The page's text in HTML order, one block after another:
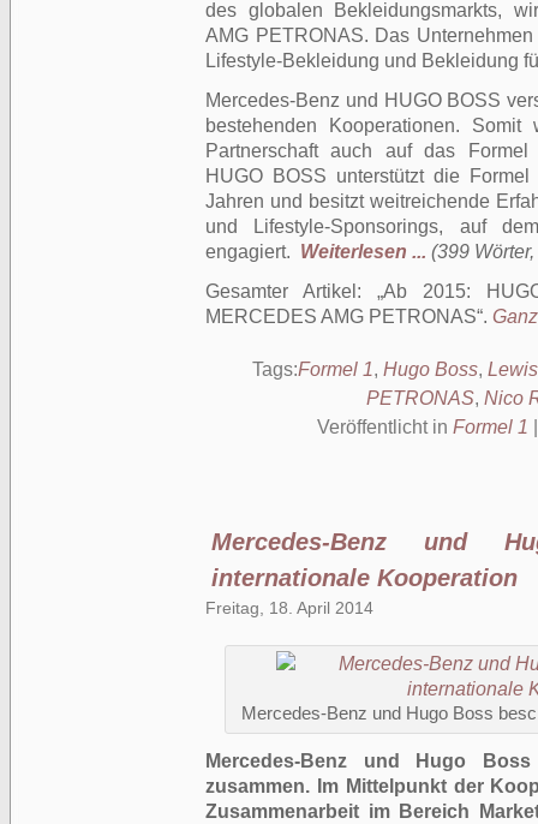
des globalen Bekleidungsmarkts,
AMG PETRONAS. Das
Lifestyle-Bekleidung und Bekleidung
Mercedes-Benz und HUGO BOSS
bestehenden Kooperationen.
Partnerschaft auch auf das
HUGO BOSS unterstützt die
Jahren und besitzt weitreichende
und Lifestyle-Sponsorings, auf
engagiert. Weiterlesen ... (399
Gesamter Artikel:
Ab 2015:
MERCEDES AMG PETRONAS .
Tags:Formel 1, Hugo Boss,
PETRONAS, Nico
Veröffentlicht in Formel 1
Mercedes-Benz und
internationale Kooperation
Freitag, 18. April 2014
Mercedes-Benz und Hugo Boss
Mercedes-Benz und Hugo
zusammen. Im Mittelpunkt der
Zusammenarbeit im Bereich